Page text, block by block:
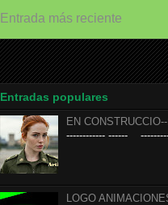
Entrada más reciente
Entradas populares
EN CONSTRUCCIO--
------------ ------
LOGO